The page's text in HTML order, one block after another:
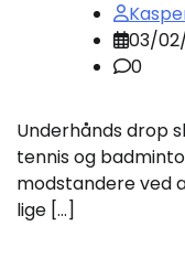
03/
0
Underhånds drop
tennis og
modstandere ved
lige […]